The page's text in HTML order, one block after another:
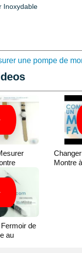
Inoxydable
une pompe de
Montre
de
au